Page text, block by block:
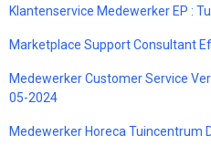
Klantenservice Medewerker EP :
Marketplace Support Consultant
Medewerker Customer Service
05-2024
Medewerker Horeca Tuincentrum